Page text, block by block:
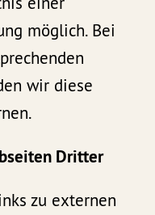
möglich. Bei
wir diese
Dritter
zu externen